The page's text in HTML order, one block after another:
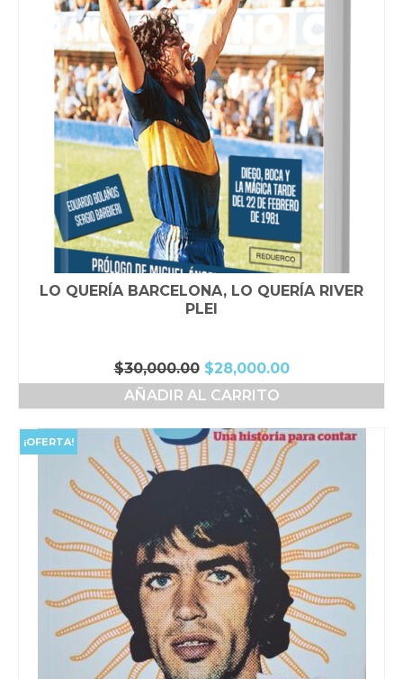
LO QUERÍA BARCELONA, LO QUERÍA RIVER
PLEI
$30,000.00 El
precio
original
$30,000.00.
$28,000.00El
precio
$28,000.00.
AÑADIR AL CARRITO
¡OFERTA!